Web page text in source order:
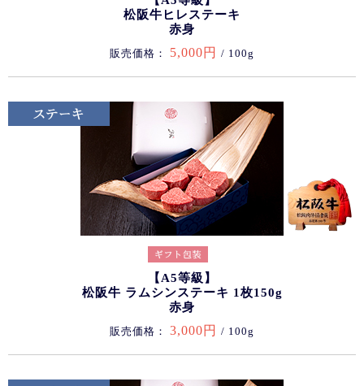
松阪牛ヒレステーキ
赤身
販売価格： 5,000円 / 100g
【A5等級】
松阪牛 ラムシンステーキ 1枚150g
赤身
販売価格： 3,000円 / 100g